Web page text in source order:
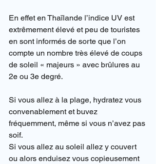
En effet en Thaïlande l’indice UV est
extrêmement élevé et peu de touristes
en sont informés de sorte que l’on
compte un nombre très élevé de coups
de soleil « majeurs » avec brûlures au
2e ou 3e degré.
Si vous allez à la plage, hydratez vous
convenablement et buvez
fréquemment, même si vous n’avez pas
soif.
Si vous allez au soleil allez y couvert
ou alors enduisez vous copieusement